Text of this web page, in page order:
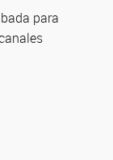
para